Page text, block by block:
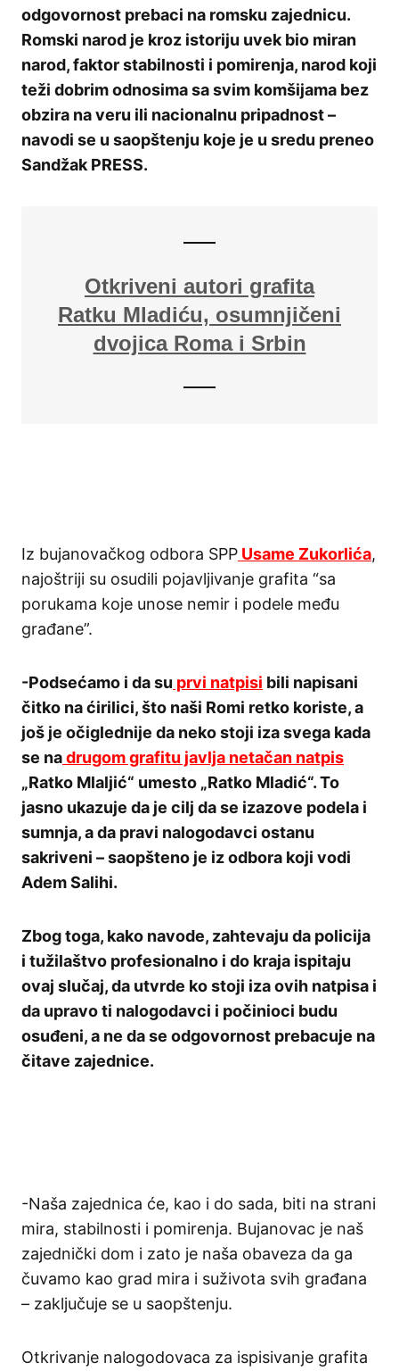
odgovornost prebaci na romsku zajednicu.
Romski narod je kroz istoriju uvek bio miran
narod, faktor stabilnosti i pomirenja, narod koji
teži dobrim odnosima sa svim komšijama bez
obzira na veru ili nacionalnu pripadnost –
navodi se u saopštenju koje je u sredu preneo
Sandžak PRESS.
Otkriveni autori grafita
Ratku Mladiću, osumnjičeni
dvojica Roma i Srbin
Iz bujanovačkog odbora SPP Usame Zukorlića,
najoštriji su osudili pojavljivanje grafita “sa
porukama koje unose nemir i podele među
građane”.
-Podsećamo i da su prvi natpisi bili napisani
čitko na ćirilici, što naši Romi retko koriste, a
još je očiglednije da neko stoji iza svega kada
se nadrugom grafitu javlja netačan natpis
„Ratko Mlaljić“ umesto „Ratko Mladić“. To
jasno ukazuje da je cilj da se izazove podela i
sumnja, a da pravi nalogodavci ostanu
sakriveni – saopšteno je iz odbora koji vodi
Adem Salihi.
Zbog toga, kako navode, zahtevaju da policija
i tužilaštvo profesionalno i do kraja ispitaju
ovaj slučaj, da utvrde ko stoji iza ovih natpisa i
da upravo ti nalogodavci i počinioci budu
osuđeni, a ne da se odgovornost prebacuje na
čitave zajednice.
-Naša zajednica će, kao i do sada, biti na strani
mira, stabilnosti i pomirenja. Bujanovac je naš
zajednički dom i zato je naša obaveza da ga
čuvamo kao grad mira i suživota svih građana
– zaključuje se u saopštenju.
Otkrivanje nalogodovaca za ispisivanje grafita